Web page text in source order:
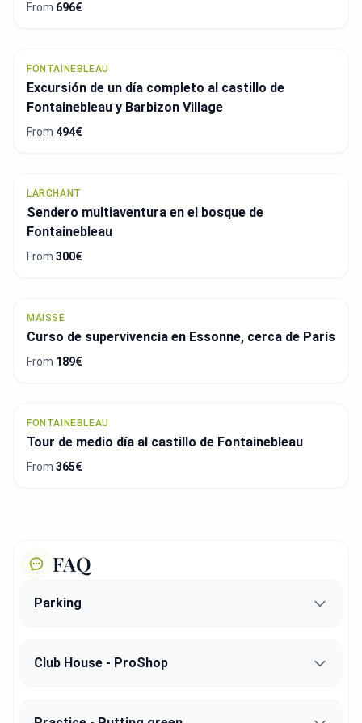
From 696€
FONTAINEBLEAU
Excursión de un día completo al castillo de
Fontainebleau y Barbizon Village
From 494€
LARCHANT
Sendero multiaventura en el bosque de
Fontainebleau
From 300€
MAISSE
Curso de supervivencia en Essonne, cerca de París
From 189€
FONTAINEBLEAU
Tour de medio día al castillo de Fontainebleau
From 365€
FAQ
Parking
Club House - ProShop